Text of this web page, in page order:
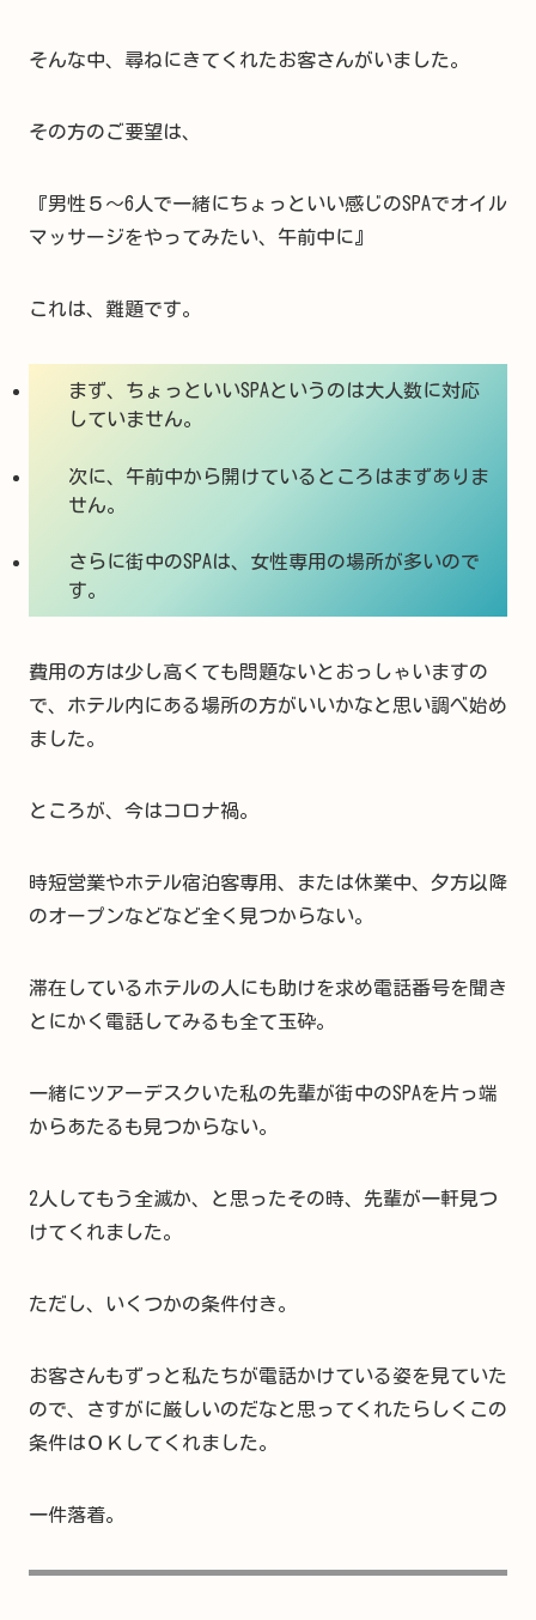
そんな中、尋ねにきてくれたお客さんがいました。
その方のご要望は、
『男性５～6人で一緒にちょっといい感じのSPAでオイル
マッサージをやってみたい、午前中に』
これは、難題です。
まず、ちょっといいSPAというのは大人数に対応
していません。
次に、午前中から開けているところはまずありま
せん。
さらに街中のSPAは、女性専用の場所が多いので
す。
費用の方は少し高くても問題ないとおっしゃいますの
で、ホテル内にある場所の方がいいかなと思い調べ始め
ました。
ところが、今はコロナ禍。
時短営業やホテル宿泊客専用、または休業中、夕方以降
のオープンなどなど全く見つからない。
滞在しているホテルの人にも助けを求め電話番号を聞き
とにかく電話してみるも全て玉砕。
一緒にツアーデスクいた私の先輩が街中のSPAを片っ端
からあたるも見つからない。
2人してもう全滅か、と思ったその時、先輩が一軒見つ
けてくれました。
ただし、いくつかの条件付き。
お客さんもずっと私たちが電話かけている姿を見ていた
ので、さすがに厳しいのだなと思ってくれたらしくこの
条件はＯＫしてくれました。
一件落着。